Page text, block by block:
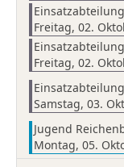
Freitag, 02.
Freitag, 02.
Samstag, 03.
Jugend
Montag, 05.